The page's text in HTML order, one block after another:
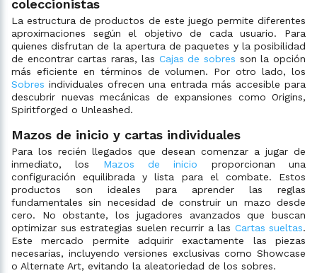
coleccionistas
La estructura de productos de este juego permite diferentes
aproximaciones según el objetivo de cada usuario. Para
quienes disfrutan de la apertura de paquetes y la posibilidad
de encontrar cartas raras, las Cajas de sobres son la opción
más eficiente en términos de volumen. Por otro lado, los
Sobres individuales ofrecen una entrada más accesible para
descubrir nuevas mecánicas de expansiones como Origins,
Spiritforged o Unleashed.
Mazos de inicio y cartas individuales
Para los recién llegados que desean comenzar a jugar de
inmediato, los Mazos de inicio proporcionan una
configuración equilibrada y lista para el combate. Estos
productos son ideales para aprender las reglas
fundamentales sin necesidad de construir un mazo desde
cero. No obstante, los jugadores avanzados que buscan
optimizar sus estrategias suelen recurrir a las Cartas sueltas.
Este mercado permite adquirir exactamente las piezas
necesarias, incluyendo versiones exclusivas como Showcase
o Alternate Art, evitando la aleatoriedad de los sobres.